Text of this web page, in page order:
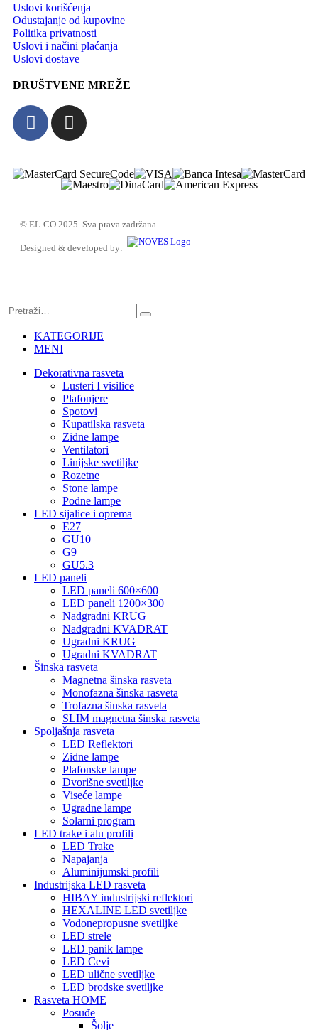
Uslovi korišćenja
Odustajanje od kupovine
Politika privatnosti
Uslovi i načini plaćanja
Uslovi dostave
DRUŠTVENE MREŽE
© EL-CO 2025. Sva prava zadržana.
Designed & developed by:
KATEGORIJE
MENI
Dekorativna rasveta
Lusteri I visilice
Plafonjere
Spotovi
Kupatilska rasveta
Zidne lampe
Ventilatori
Linijske svetiljke
Rozetne
Stone lampe
Podne lampe
LED sijalice i oprema
E27
GU10
G9
GU5.3
LED paneli
LED paneli 600×600
LED paneli 1200×300
Nadgradni KRUG
Nadgradni KVADRAT
Ugradni KRUG
Ugradni KVADRAT
Šinska rasveta
Magnetna šinska rasveta
Monofazna šinska rasveta
Trofazna šinska rasveta
SLIM magnetna šinska rasveta
Spoljašnja rasveta
LED Reflektori
Zidne lampe
Plafonske lampe
Dvorišne svetiljke
Viseće lampe
Ugradne lampe
Solarni program
LED trake i alu profili
LED Trake
Napajanja
Aluminijumski profili
Industrijska LED rasveta
HIBAY industrijski reflektori
HEXALINE LED svetiljke
Vodonepropusne svetiljke
LED strele
LED panik lampe
LED Cevi
LED ulične svetiljke
LED brodske svetiljke
Rasveta HOME
Posuđe
Šolje